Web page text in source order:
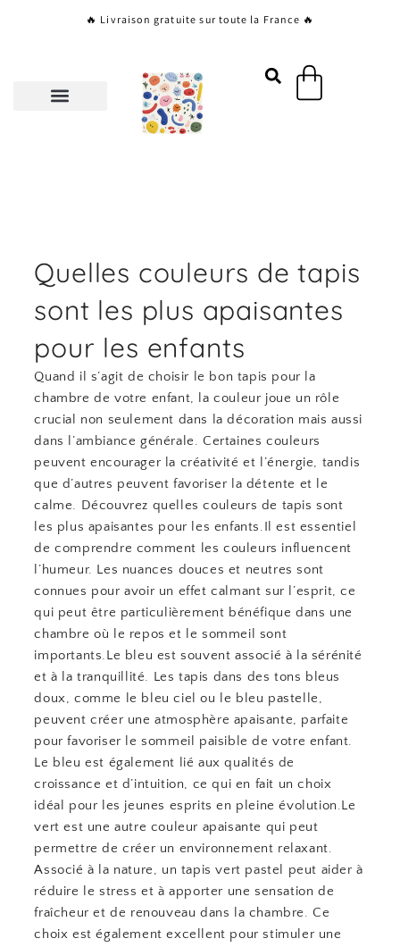
🔥 Livraison gratuite sur toute la France 🔥
Panier
Quelles couleurs de tapis
sont les plus apaisantes
pour les enfants
Quand il s’agit de choisir le bon tapis pour la
chambre de votre enfant, la couleur joue un rôle
crucial non seulement dans la décoration mais aussi
dans l’ambiance générale. Certaines couleurs
peuvent encourager la créativité et l’énergie, tandis
que d’autres peuvent favoriser la détente et le
calme. Découvrez quelles couleurs de tapis sont
les plus apaisantes pour les enfants.Il est essentiel
de comprendre comment les couleurs influencent
l’humeur. Les nuances douces et neutres sont
connues pour avoir un effet calmant sur l’esprit, ce
qui peut être particulièrement bénéfique dans une
chambre où le repos et le sommeil sont
importants.Le bleu est souvent associé à la sérénité
et à la tranquillité. Les tapis dans des tons bleus
doux, comme le bleu ciel ou le bleu pastelle,
peuvent créer une atmosphère apaisante, parfaite
pour favoriser le sommeil paisible de votre enfant.
Le bleu est également lié aux qualités de
croissance et d’intuition, ce qui en fait un choix
idéal pour les jeunes esprits en pleine évolution.Le
vert est une autre couleur apaisante qui peut
permettre de créer un environnement relaxant.
Associé à la nature, un tapis vert pastel peut aider à
réduire le stress et à apporter une sensation de
fraîcheur et de renouveau dans la chambre. Ce
choix est également excellent pour stimuler une